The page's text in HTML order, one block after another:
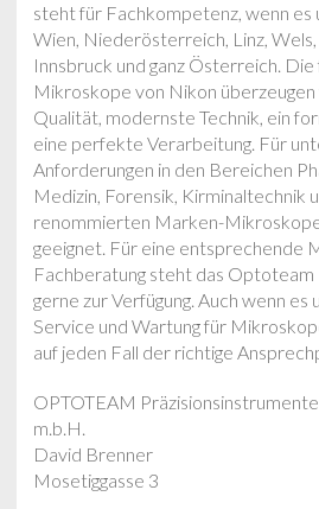
steht für Fachkompetenz, wenn es
Wien, Niederösterreich, Linz, Wels,
Innsbruck und ganz Österreich.
Mikroskope von Nikon
Qualität, modernste Technik, ein
eine perfekte Verarbeitung. Für
Anforderungen in den Bereichen
Medizin, Forensik, Kirminaltechnik
renommierten Marken-
geeignet. Für eine entsprechende
Fachberatung steht das
gerne zur Verfügung. Auch wenn es
Service und Wartung für
auf jeden Fall der richtige
OPTOTEAM
m.b.H.
David Brenner
Mosetiggasse 3